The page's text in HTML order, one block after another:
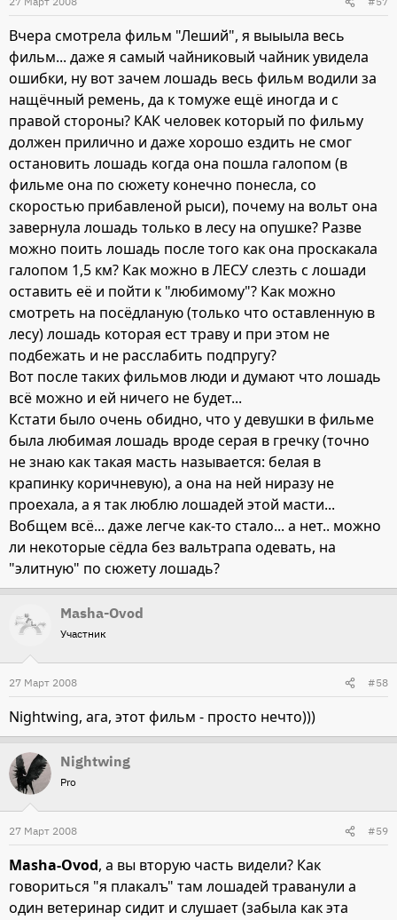
Вчера смотрела фильм "Леший", я выыыла весь
фильм... даже я самый чайниковый чайник увидела
ошибки, ну вот зачем лошадь весь фильм водили за
нащёчный ремень, да к томуже ещё иногда и с
правой стороны? КАК человек который по фильму
должен прилично и даже хорошо ездить не смог
остановить лошадь когда она пошла галопом (в
фильме она по сюжету конечно понесла, со
скоростью прибавленой рыси), почему на вольт она
завернула лошадь только в лесу на опушке? Разве
можно поить лошадь после того как она проскакала
галопом 1,5 км? Как можно в ЛЕСУ слезть с лошади
оставить её и пойти к "любимому"? Как можно
смотреть на посёдланую (только что оставленную в
лесу) лошадь которая ест траву и при этом не
подбежать и не расслабить подпругу?
Вот после таких фильмов люди и думают что лошадь
всё можно и ей ничего не будет...
Кстати было очень обидно, что у девушки в фильме
была любимая лошадь вроде серая в гречку (точно
не знаю как такая масть называется: белая в
крапинку коричневую), а она на ней ниразу не
проехала, а я так люблю лошадей этой масти...
Вобщем всё... даже легче как-то стало... а нет.. можно
ли некоторые сёдла без вальтрапа одевать, на
"элитную" по сюжету лошадь?
Masha-Ovod
Участник
27 Март 2008 #58
Nightwing, ага, этот фильм - просто нечто)))
Nightwing
Pro
27 Март 2008 #59
Masha-Ovod, а вы вторую часть видели? Как
говориться "я плакалъ" там лошадей траванули а
один ветеринар сидит и слушает (забыла как эта